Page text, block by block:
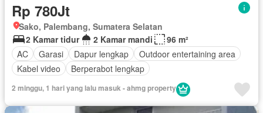
Rp 780Jt
Sako, Palembang, Sumatera Selatan
2 Kamar tidur
2 Kamar mandi
96 m²
AC
Garasi Dapur lengkap
Outdoor entertaining area
Kabel video
Berperabot lengkap
2 minggu, 1 hari yang lalu masuk - ahmg property